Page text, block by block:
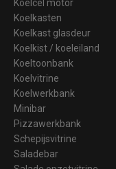
Koelcel motor
Koelkasten
Koelkast glasdeur
Koelkist / koeleiland
Koeltoonbank
Koelvitrine
Koelwerkbank
Minibar
Pizzawerkbank
Schepijsvitrine
Saladebar